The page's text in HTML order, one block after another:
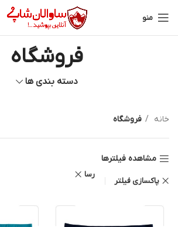
منو
فروشگاه
دسته بندی ها
خانه فروشگاه
مشاهده فیلترها
پاکسازی فیلتر
رسا